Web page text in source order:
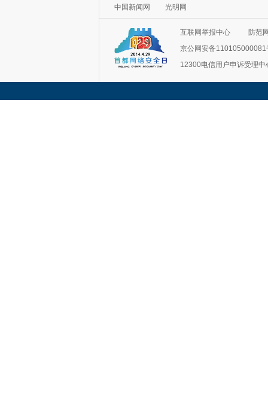
中国新闻网
光明网
互联网举报中心
防范
京公网安备110105000081
12300电信用户申诉受理中